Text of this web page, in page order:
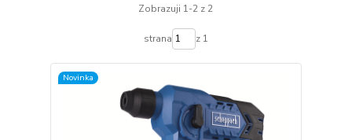
Zobrazuji 1-2 z 2
strana z 1
Novinka